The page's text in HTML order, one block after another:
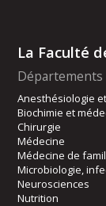
La Faculté
Départements
Anesthésiologie
Biochimie et
Chirurgie
Médecine
Médecine de
Microbiologie,
Neurosciences
Nutrition